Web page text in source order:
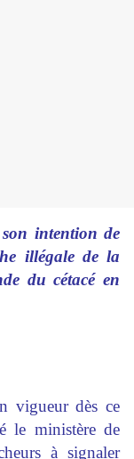
intention de
illégale de la
du cétacé en
vigueur dès ce
le ministère de
à signaler